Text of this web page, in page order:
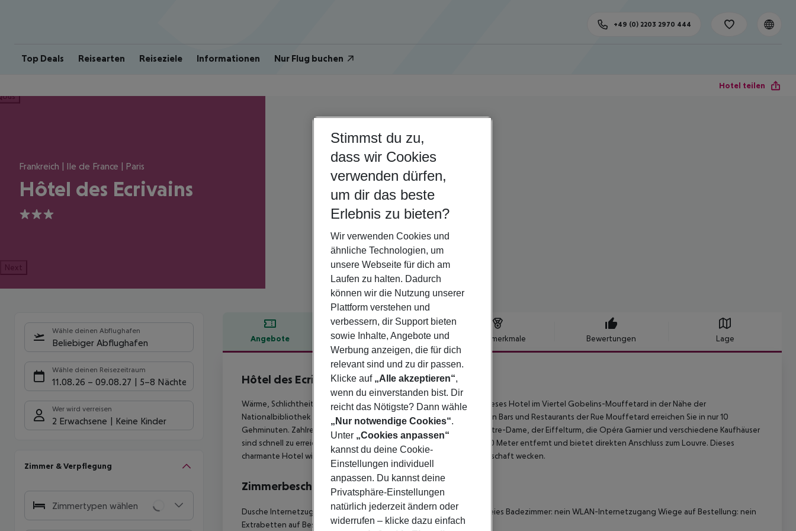
Top Deals Reisearten Reiseziele Informationen Nur Flug buchen
+49 (0) 2203 2970 444
Hotel teilen
Frankreich | Ile de France | Paris
Hôtel des Ecrivains
3
Next
Wähle deinen Abflughafen
Beliebiger Abflughafen
Wähle deinen Reisezeitraum
11.08.26 – 09.08.27 5-8 Nächte
Wer wird verreisen
2 Erwachsene Keine Kinder
Zimmer & Verpflegung
Zimmertypen wählen
Angebote Hotelbeschreibung Hotelmerkmale Bewertungen Lage
Hotelbeschreibung
Hôtel des Ecrivains
3
Wärme, Schlichtheit und ein entspannter Lebensstil – so lässt sich dieses Hotel im Viertel Gobelins-Mouffetard in der Nähe der
Nationalbibliothek und des Quartier Latin beschreiben. Die lebhaften Bars und Restaurants der Rue Mouffetard erreichen Sie in nur 10
Gehminuten. Zahlreiche Sehenswürdigkeiten der Hauptstadt wie Notre-Dame, der Eiffelturm, die Opéra Garnier und verschiedene Kaufhäuser
sind schnell zu erreichen. Die Metrostation Les Gobelins liegt nur 200 Meter entfernt und bietet direkten Anschluss zum Louvre. Dieses
charmante Hotel wird Ihre Begeisterung für traditionelle Gastfreundschaft wecken.
Zimmerbeschreibung
Dusche Internetzugang: nein Für Rollstühle geeignet: nein Barrierefreies Badezimmer: nein WLAN-Internetzugang Wiege auf Bestellung: nein
Extrabetten auf Bestellung: nein Raucherzimmer: nein
Stimmst du zu,
dass wir Cookies
verwenden dürfen,
um dir das beste
Erlebnis zu bieten?
Wir verwenden Cookies und
ähnliche Technologien, um
unsere Webseite für dich am
Laufen zu halten. Dadurch
können wir die Nutzung unserer
Plattform verstehen und
verbessern, dir Support bieten
sowie Inhalte, Angebote und
Werbung anzeigen, die für dich
relevant sind und zu dir passen.
Klicke auf „Alle akzeptieren“,
wenn du einverstanden bist. Dir
reicht das Nötigste? Dann wähle
„Nur notwendige Cookies“.
Unter „Cookies anpassen“
kannst du deine Cookie-
Einstellungen individuell
anpassen. Du kannst deine
Privatsphäre-Einstellungen
natürlich jederzeit ändern oder
widerrufen – klicke dazu einfach